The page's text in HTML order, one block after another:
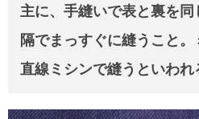
主に、手縫いで表と裏を
隔でまっすぐに縫うこと。
直線ミシンで縫うといわれ